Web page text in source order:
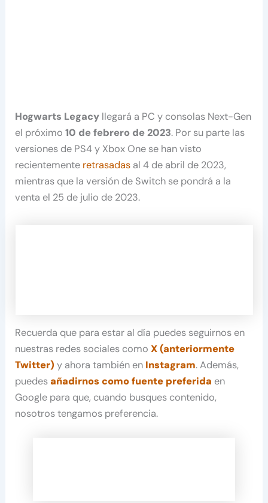
Hogwarts Legacy llegará a PC y consolas Next-Gen
el próximo10 de febrero de 2023. Por su parte las
versiones de PS4 y Xbox One se han visto
recientemente retrasadas al 4 de abril de 2023,
mientras que la versión de Switch se pondrá a la
venta el 25 de julio de 2023.
Recuerda que para estar al día puedes seguirnos en
nuestras redes sociales comoX (anteriormente
Twitter) y ahora también en Instagram. Además,
puedesañadirnos como fuente preferida en
Google para que, cuando busques contenido,
nosotros tengamos preferencia.